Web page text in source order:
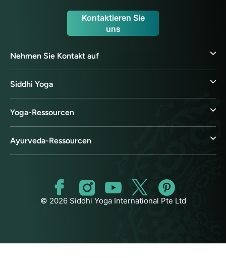
Kontaktieren Sie
uns
Nehmen Sie Kontakt auf
Siddhi Yoga
Yoga-Ressourcen
Ayurveda-Ressourcen
© 2026 Siddhi Yoga International Pte Ltd